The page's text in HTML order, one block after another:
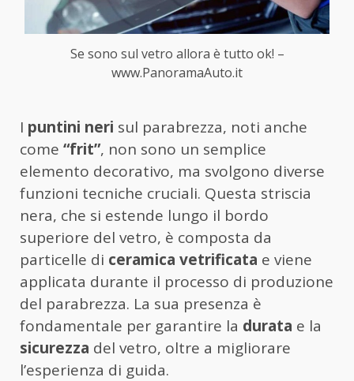
Se sono sul vetro allora è tutto ok! –
www.PanoramaAuto.it
I puntini neri sul parabrezza, noti anche
come “frit”, non sono un semplice
elemento decorativo, ma svolgono diverse
funzioni tecniche cruciali. Questa striscia
nera, che si estende lungo il bordo
superiore del vetro, è composta da
particelle di ceramica vetrificata e viene
applicata durante il processo di produzione
del parabrezza. La sua presenza è
fondamentale per garantire la durata e la
sicurezza del vetro, oltre a migliorare
l’esperienza di guida.